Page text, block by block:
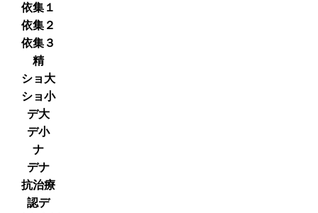
依集１
依集２
依集３
精
ショ大
ショ小
デ大
デ小
ナ
デナ
抗治療
認デ